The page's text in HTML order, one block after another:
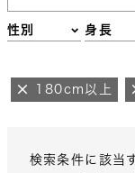
性別 身長
180cm以上
検索条件に該当